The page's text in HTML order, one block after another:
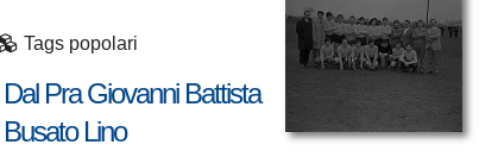
Tags popolari
Dal Pra Giovanni Battista
Busato Lino